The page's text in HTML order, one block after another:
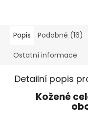
Popis Podobné (16)
Ostatní informace
Detailní popis
Kožené